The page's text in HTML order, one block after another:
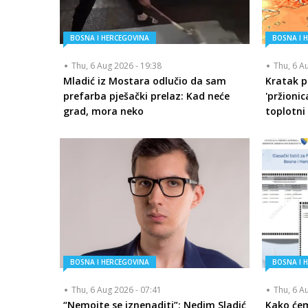
BOSNA I HERCEGOVINA
Thu, 6 Aug 2026 - 19:38
Mladić iz Mostara odlučio da sam
prefarba pješački prelaz: Kad neće
grad, mora neko
BOSNA I
Thu, 6
Kratak
toplotni
BOSNA I HERCEGOVINA
Thu, 6 Aug 2026 - 07:41
“Nemojte se iznenaditi”: Nedim Sladić
BOSNA I
Thu, 6
Kako